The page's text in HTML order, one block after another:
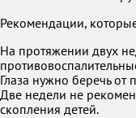
Рекомендации,
На протяжении двух
Глаза нужно беречь от
Две недели не
скопления детей.